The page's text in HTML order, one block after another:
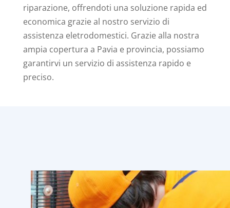
riparazione, offrendoti una soluzione rapida ed
economica grazie al nostro servizio di
assistenza eletrodomestici. Grazie alla nostra
ampia copertura a Pavia e provincia, possiamo
garantirvi un servizio di assistenza rapido e
preciso.